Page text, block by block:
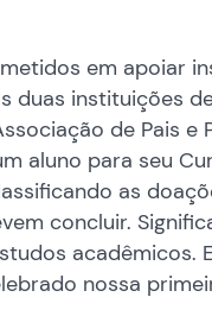
em apoiar
duas instituições
de Pais e
aluno para seu
as
concluir.
acadêmicos.
nossa